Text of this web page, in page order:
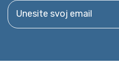
Unesite svoj email